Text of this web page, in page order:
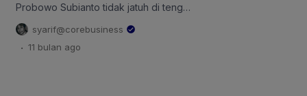
Probowo Subianto tidak jatuh di tengah
jalan seperti yang dikuatirkan berbagai
pihak, saya menyarankan beliau
seyogyanya berupaya menaikkan
syarif@corebusiness
. 11 bulan ago